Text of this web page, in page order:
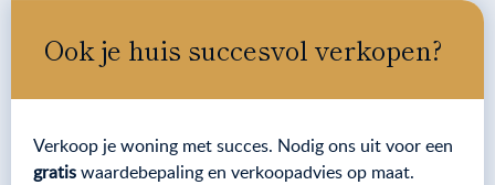
Ook je huis succesvol verkopen?
Verkoop je woning met succes. Nodig ons uit voor een
gratiswaardebepaling en verkoopadvies op maat.